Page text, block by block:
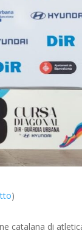
)
catalana di